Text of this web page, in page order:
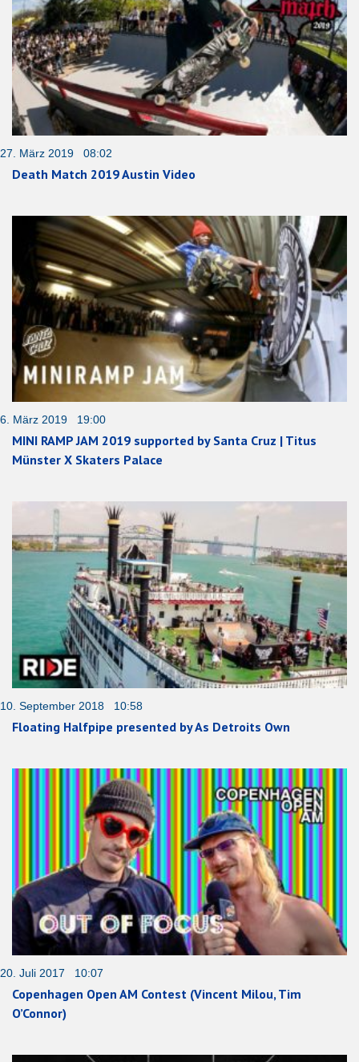
27. März 2019 08:02
Death Match 2019 Austin Video
6. März 2019 19:00
MINI RAMP JAM 2019 supported by Santa Cruz | Titus
Münster X Skaters Palace
10. September 2018 10:58
Floating Halfpipe presented by As Detroits Own
20. Juli 2017 10:07
Copenhagen Open AM Contest (Vincent Milou, Tim
O’Connor)